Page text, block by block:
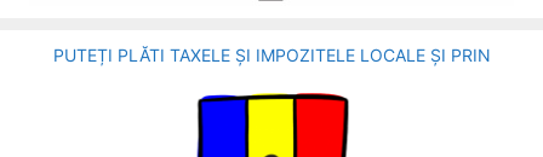
PUTEȚI PLĂTI TAXELE ȘI IMPOZITELE LOCALE ȘI PRIN